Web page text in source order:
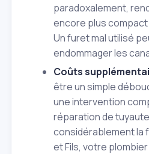
paradoxalement,
encore plus
Un furet mal utilisé
endommager les
Coûts
être un simple
une intervention
réparation de
considérablement la
et Fils, votre